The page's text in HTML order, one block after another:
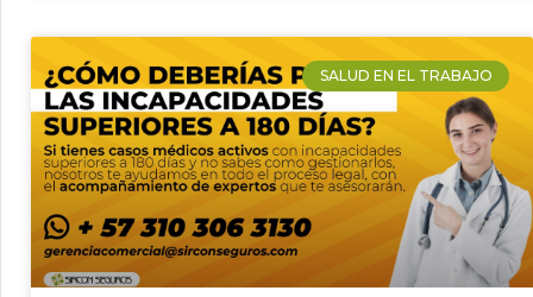
SALUD EN EL TRABAJO